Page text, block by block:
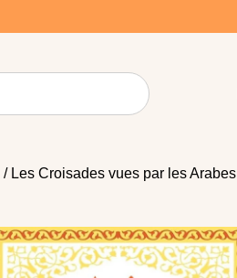
/ Les Croisades vues par les Arabes